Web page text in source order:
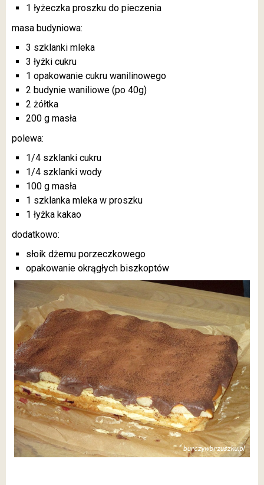
1 łyżeczka proszku do pieczenia
masa budyniowa:
3 szklanki mleka
3 łyżki cukru
1 opakowanie cukru wanilinowego
2 budynie waniliowe (po 40g)
2 żółtka
200 g masła
polewa:
1/4 szklanki cukru
1/4 szklanki wody
100 g masła
1 szklanka mleka w proszku
1 łyżka kakao
dodatkowo:
słoik dżemu porzeczkowego
opakowanie okrągłych biszkoptów